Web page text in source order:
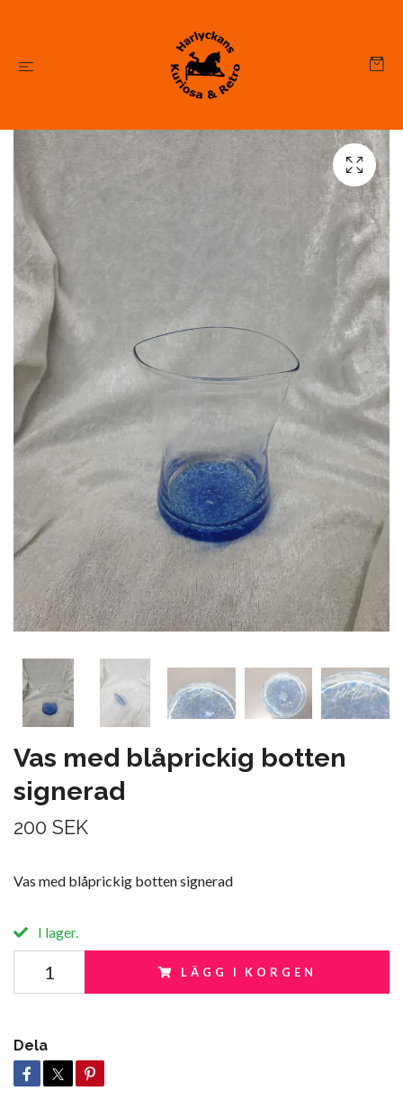
Vas med blåprickig botten
signerad
200 SEK
Vas med blåprickig botten signerad
I lager.
LÄGG I KORGEN
Dela